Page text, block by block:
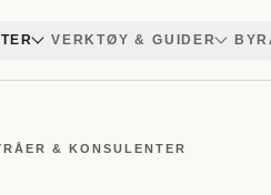
VERKTØY & GUIDER
& KONSULENTER